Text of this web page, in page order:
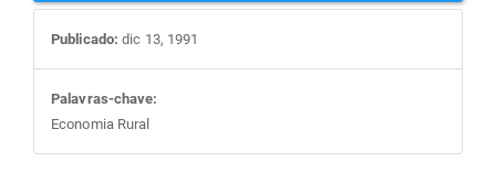
Publicado: dic 13, 1991
Palavras-chave:
Economia Rural